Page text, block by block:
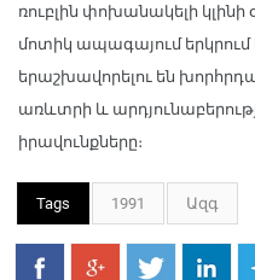
ռուբլին փոխանակելի
մոտիկ ապագայում երկրում
երաշխավորելու են
առևտրի և
իրավունքները։
Tags 1991 Ազգ